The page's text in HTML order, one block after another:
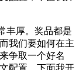
丰厚。奖品都是
我们要如何在主
争取一个好名
配置，下面我开